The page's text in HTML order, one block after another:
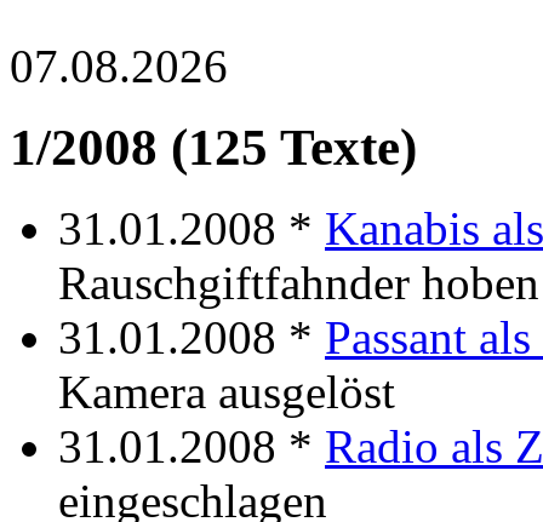
07.08.2026
1/2008 (125 Texte)
31.01.2008 * Kanabis
Rauschgiftfahnder
31.01.2008 * Passant
Kamera ausgelöst
31.01.2008 * Radio als
eingeschlagen